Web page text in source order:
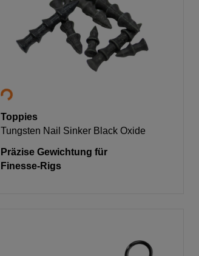
Toppies
Tungsten Nail Sinker Black Oxide
Präzise Gewichtung für
Finesse-Rigs